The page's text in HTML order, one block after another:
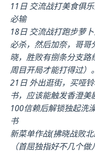
11日 交流战打美食俱
必输
18日 交流战打跑步萝
必杀，然后加奈，哥哥
晓，胜败有捌条分支
周目开局才能打得过
21日 外出逛街，买哑
书，应该能触发香澄
100信赖后解锁独起洗
书
新菜单作战(拂晓战败
（首屈独指好不几个